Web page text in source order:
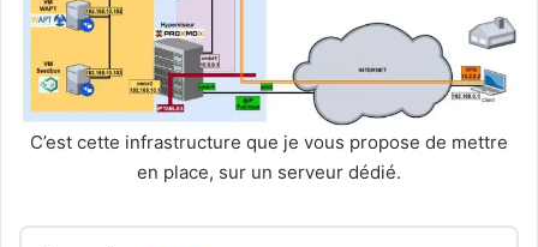
C’est cette infrastructure que je vous propose de mettre
en place, sur un serveur dédié.